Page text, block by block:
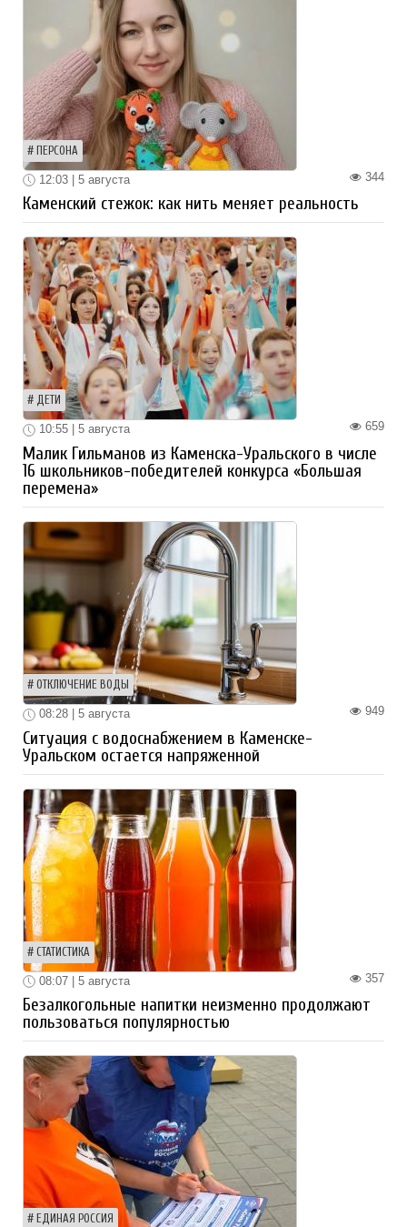
ПЕРСОНА
344
12:03 | 5 августа
Каменский стежок: как нить меняет реальность
ДЕТИ
659
10:55 | 5 августа
Малик Гильманов из Каменска-Уральского в числе
16 школьников-победителей конкурса «Большая
перемена»
ОТКЛЮЧЕНИЕ ВОДЫ
949
08:28 | 5 августа
Ситуация с водоснабжением в Каменске-
Уральском остается напряженной
СТАТИСТИКА
357
08:07 | 5 августа
Безалкогольные напитки неизменно продолжают
пользоваться популярностью
ЕДИНАЯ РОССИЯ